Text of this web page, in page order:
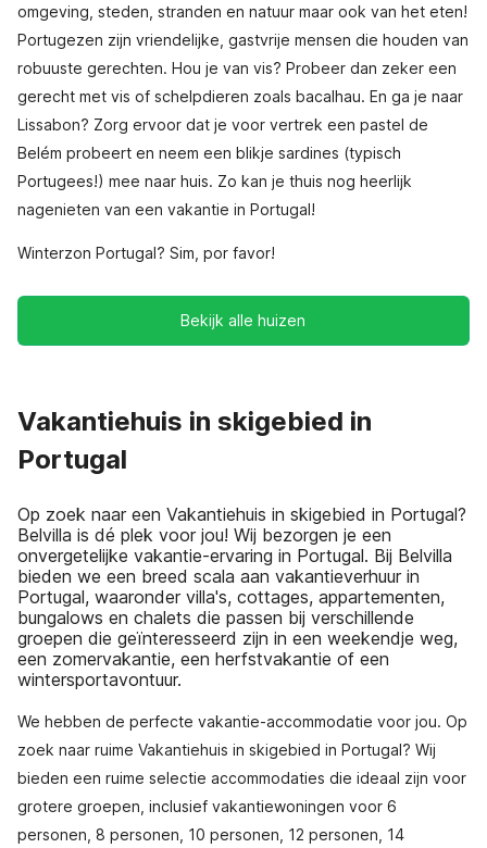
omgeving, steden, stranden en natuur maar ook van het eten!
Portugezen zijn vriendelijke, gastvrije mensen die houden van
robuuste gerechten. Hou je van vis? Probeer dan zeker een
gerecht met vis of schelpdieren zoals bacalhau. En ga je naar
Lissabon? Zorg ervoor dat je voor vertrek een pastel de
Belém probeert en neem een blikje sardines (typisch
Portugees!) mee naar huis. Zo kan je thuis nog heerlijk
nagenieten van een vakantie in Portugal!
Winterzon Portugal? Sim, por favor!
Bekijk alle huizen
Vakantiehuis in skigebied in
Portugal
Op zoek naar een Vakantiehuis in skigebied in Portugal?
Belvilla is dé plek voor jou! Wij bezorgen je een
onvergetelijke vakantie-ervaring in Portugal. Bij Belvilla
bieden we een breed scala aan vakantieverhuur in
Portugal, waaronder villa's, cottages, appartementen,
bungalows en chalets die passen bij verschillende
groepen die geïnteresseerd zijn in een weekendje weg,
een zomervakantie, een herfstvakantie of een
wintersportavontuur.
We hebben de perfecte vakantie-accommodatie voor jou. Op
zoek naar ruime Vakantiehuis in skigebied in Portugal? Wij
bieden een ruime selectie accommodaties die ideaal zijn voor
grotere groepen, inclusief vakantiewoningen voor 6
personen, 8 personen, 10 personen, 12 personen, 14